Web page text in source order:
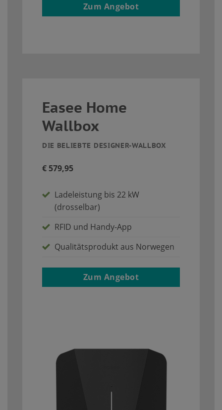
Zum Angebot
Easee Home
Wallbox
DIE BELIEBTE DESIGNER-WALLBOX
€ 579,95
Ladeleistung bis 22 kW
(drosselbar)
RFID und Handy-App
Qualitätsprodukt aus Norwegen
Zum Angebot